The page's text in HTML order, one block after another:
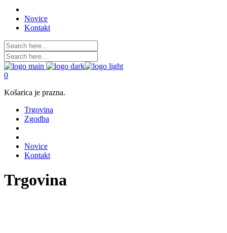
Novice
Kontakt
0
Košarica je prazna.
Trgovina
Zgodba
Novice
Kontakt
Trgovina